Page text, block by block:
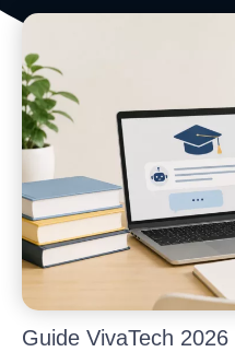
Guide VivaTech